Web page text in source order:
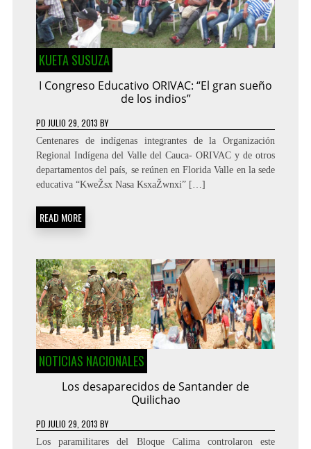
KUETA SUSUZA
I Congreso Educativo ORIVAC: “El gran sueño
de los indios”
PD JULIO 29, 2013 BY
Centenares de indígenas integrantes de la Organización
Regional Indígena del Valle del Cauca- ORIVAC y de otros
departamentos del país, se reúnen en Florida Valle en la sede
educativa “KweŽsx Nasa KsxaŽwnxi” […]
READ MORE
NOTICIAS NACIONALES
Los desaparecidos de Santander de
Quilichao
PD JULIO 29, 2013 BY
Los paramilitares del Bloque Calima controlaron este